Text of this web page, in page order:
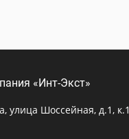
«Инт-Экст»
улица Шоссейная, д.1, к.1